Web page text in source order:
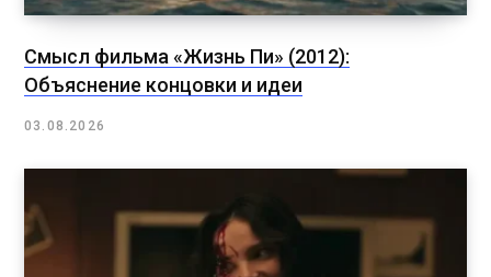
Смысл фильма «Жизнь Пи» (2012):
Объяснение концовки и идеи
03.08.2026